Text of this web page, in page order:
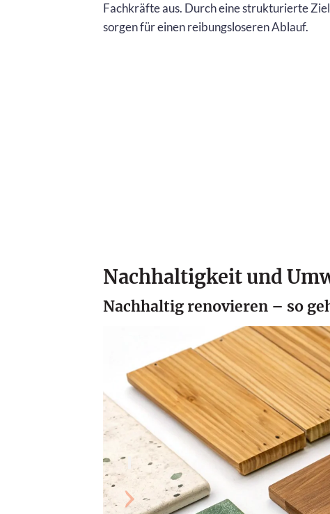
Fachkräfte aus. Durch eine strukturierte
sorgen für einen reibungsloseren Ablauf.
Nachhaltigkeit und
Nachhaltig renovieren – so